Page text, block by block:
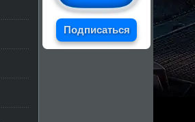
Подписаться